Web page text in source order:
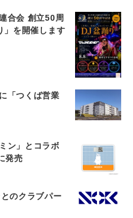
合会 創立50周
」を開催します
「つくば営業
ン」とコラボ
発売
のクラブパー